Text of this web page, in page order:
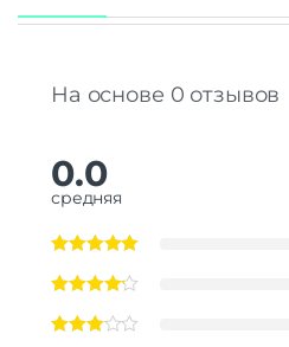
На основе 0 отзывов
0.0
средняя